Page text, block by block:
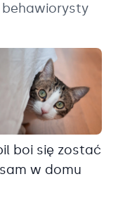
boi się zostać
sam w domu